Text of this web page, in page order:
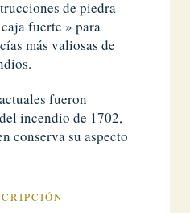
de piedra
fuerte » para
más valiosas de
fueron
incendio de 1702,
conserva su aspecto